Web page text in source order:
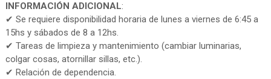
INFORMACIÓN ADICIONAL:
✔ Se requiere disponibilidad horaria de lunes a viernes de 6:45 a
15hs y sábados de 8 a 12hs.
✔ Tareas de limpieza y mantenimiento (cambiar luminarias,
colgar cosas, atornillar sillas, etc.).
✔ Relación de dependencia.